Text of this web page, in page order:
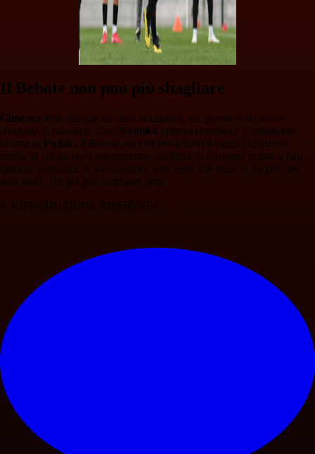
Il Bebote non può più sbagliare
Gimenez avrà dunque un’altra occasione, ma questa volta dovrà
sfruttarla al massimo. Con Nkunku appena rientrato e l’imminente
ritorno di Pulisic, il Bebote, se non tirerà fuori il meglio in queste
partite in cui ha poca concorrenza, rischierà di ritrovarsi presto a fare
qualche panchina. Il suo destino è solo nelle sue mani, o meglio, nei
suoi piedi. Un gol può cambiare tutto.
© RIPRODUZIONE RISERVATA